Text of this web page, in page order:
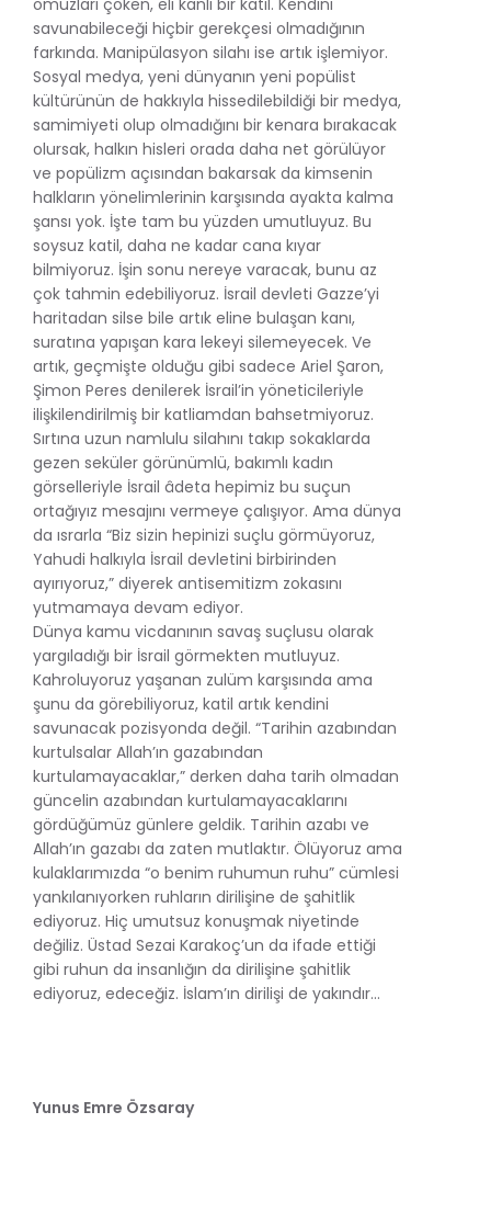
savunabileceği hiçbir gerekçesi olmadığının
farkında. Manipülasyon silahı ise artık işlemiyor.
Sosyal medya, yeni dünyanın yeni popülist
kültürünün de hakkıyla hissedilebildiği bir medya,
samimiyeti olup olmadığını bir kenara bırakacak
olursak, halkın hisleri orada daha net görülüyor
ve popülizm açısından bakarsak da kimsenin
halkların yönelimlerinin karşısında ayakta kalma
şansı yok. İşte tam bu yüzden umutluyuz. Bu
soysuz katil, daha ne kadar cana kıyar
bilmiyoruz. İşin sonu nereye varacak, bunu az
çok tahmin edebiliyoruz. İsrail devleti Gazze’yi
haritadan silse bile artık eline bulaşan kanı,
suratına yapışan kara lekeyi silemeyecek. Ve
artık, geçmişte olduğu gibi sadece Ariel Şaron,
Şimon Peres denilerek İsrail’in yöneticileriyle
ilişkilendirilmiş bir katliamdan bahsetmiyoruz.
Sırtına uzun namlulu silahını takıp sokaklarda
gezen seküler görünümlü, bakımlı kadın
görselleriyle İsrail âdeta hepimiz bu suçun
ortağıyız mesajını vermeye çalışıyor. Ama dünya
da ısrarla “Biz sizin hepinizi suçlu görmüyoruz,
Yahudi halkıyla İsrail devletini birbirinden
ayırıyoruz,” diyerek antisemitizm zokasını
yutmamaya devam ediyor.
Dünya kamu vicdanının savaş suçlusu olarak
yargıladığı bir İsrail görmekten mutluyuz.
Kahroluyoruz yaşanan zulüm karşısında ama
şunu da görebiliyoruz, katil artık kendini
savunacak pozisyonda değil. “Tarihin azabından
kurtulsalar Allah’ın gazabından
kurtulamayacaklar,” derken daha tarih olmadan
güncelin azabından kurtulamayacaklarını
gördüğümüz günlere geldik. Tarihin azabı ve
Allah’ın gazabı da zaten mutlaktır. Ölüyoruz ama
kulaklarımızda “o benim ruhumun ruhu” cümlesi
yankılanıyorken ruhların dirilişine de şahitlik
ediyoruz. Hiç umutsuz konuşmak niyetinde
değiliz. Üstad Sezai Karakoç’un da ifade ettiği
gibi ruhun da insanlığın da dirilişine şahitlik
ediyoruz, edeceğiz. İslam’ın dirilişi de yakındır...
Yunus Emre Özsaray